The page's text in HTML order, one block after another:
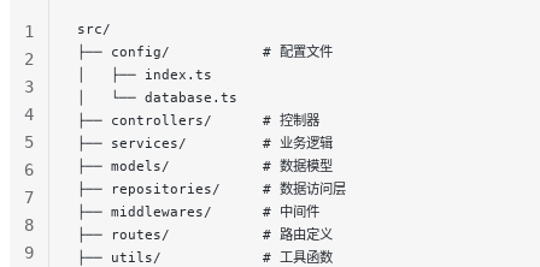
src/
├── config/           # 配置文件
│   ├── index.ts
│   └── database.ts
├── controllers/      # 控制器
├── services/         # 业务逻辑
├── models/           # 数据模型
├── repositories/     # 数据访问层
├── middlewares/      # 中间件
├── routes/           # 路由定义
├── utils/            # 工具函数
1
2
3
4
5
6
7
8
9